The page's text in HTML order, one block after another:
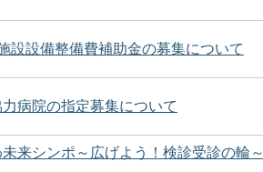
設設備整備費補助金の募集について
病院の指定募集について
来シンポ～広げよう！検診受診の輪～